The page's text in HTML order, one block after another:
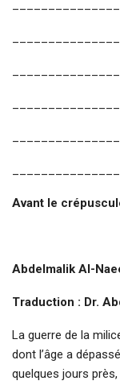
Avant le
Abdelmalik Al-
Traduction : Dr.
La guerre de la
dont l’âge a
quelques jours près,